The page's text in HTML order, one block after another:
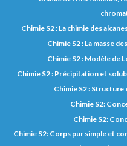
Chimie S2 : La chimie des
Chimie S2 : La masse
Chimie S2 : Modèle de
Chimie S2 : Précipitation et
Chimie S2 :
Chimie S2:
Chimie S2:
Chimie S2: Corps pur simple et